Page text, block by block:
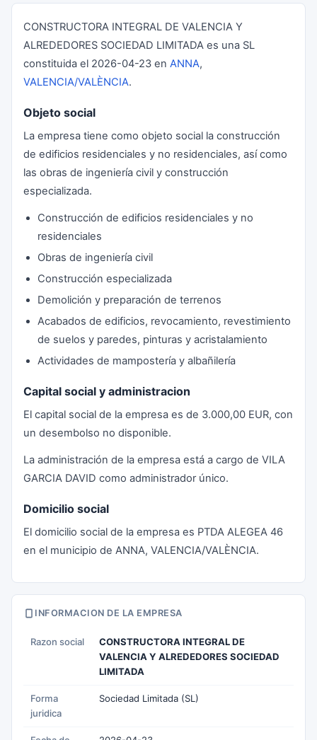
CONSTRUCTORA INTEGRAL DE VALENCIA Y
ALREDEDORES SOCIEDAD LIMITADA es una SL
constituida el 2026-04-23 en ANNA,
VALENCIA/VALÈNCIA.
Objeto social
La empresa tiene como objeto social la construcción
de edificios residenciales y no residenciales, así como
las obras de ingeniería civil y construcción
especializada.
Construcción de edificios residenciales y no
residenciales
Obras de ingeniería civil
Construcción especializada
Demolición y preparación de terrenos
Acabados de edificios, revocamiento, revestimiento
de suelos y paredes, pinturas y acristalamiento
Actividades de mampostería y albañilería
Capital social y administracion
El capital social de la empresa es de 3.000,00 EUR, con
un desembolso no disponible.
La administración de la empresa está a cargo de VILA
GARCIA DAVID como administrador único.
Domicilio social
El domicilio social de la empresa es PTDA ALEGEA 46
en el municipio de ANNA, VALENCIA/VALÈNCIA.
INFORMACION DE LA EMPRESA
Razon social
CONSTRUCTORA INTEGRAL DE
VALENCIA Y ALREDEDORES SOCIEDAD
LIMITADA
Forma
juridica
Sociedad Limitada (SL)